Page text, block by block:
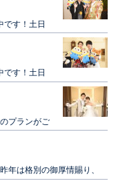
です！土日
ひご見学に
です！土日
ひご見学に
プランがご
方、必見で
年は格別の御厚情賜り、
敵なひ..